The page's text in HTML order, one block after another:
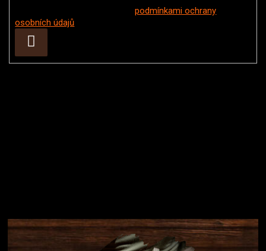
Vložením e-mailu souhlasíte spodmínkami ochrany
osobních údajů
se